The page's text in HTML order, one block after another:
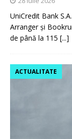
UniCredit Bank
Arranger și
de până la 115 [...]
ACTUALITATE